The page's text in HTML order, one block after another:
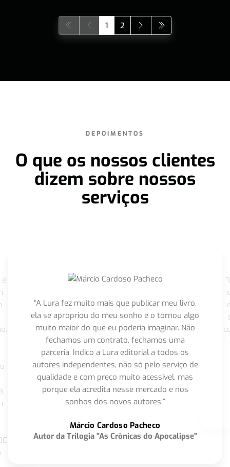
1 2
DEPOIMENTOS
O que os nossos clientes
dizem sobre nossos
serviços
“A Lura fez muito mais que publicar meu livro,
ela se apropriou do meu sonho e o tornou algo
muito maior do que eu poderia imaginar. Não
fechamos um contrato, fechamos uma
parceria. Indico a Lura editorial a todos os
autores independentes, não só pelo serviço de
qualidade e com preço muito acessível, mas
porque ela acredita nesse mercado e nos
sonhos dos novos autores.”
Márcio Cardoso Pacheco
Autor da Trilogia "As Crônicas do Apocalipse"